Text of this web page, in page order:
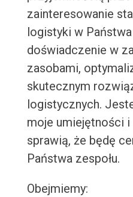
zainteresowanie
logistyki w
doświadczenie w
zasobami,
skutecznym
logistycznych.
moje umiejętności
sprawią, że będę
Państwa zespołu.
Obejmiemy: